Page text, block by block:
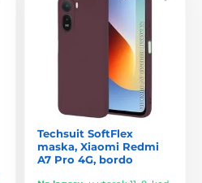
Techsuit SoftFlex
maska, Xiaomi Redmi
A7 Pro 4G, bordo